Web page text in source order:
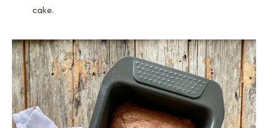
cake.